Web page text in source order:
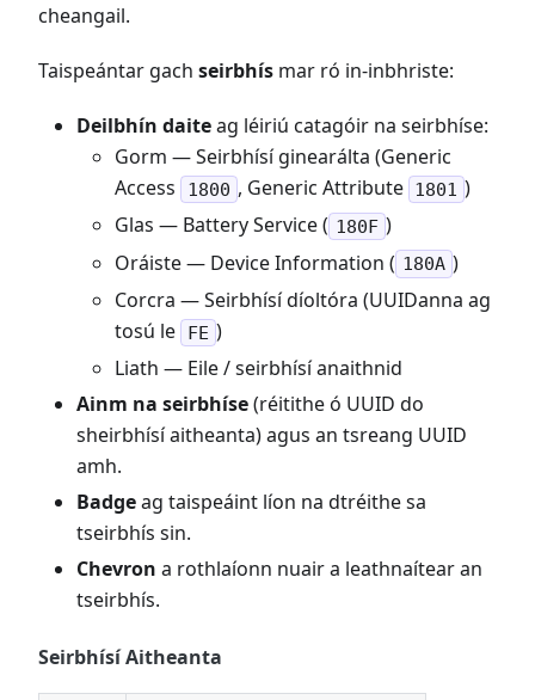
cheangail.
Taispeántar gach seirbhís mar ró in-inbhriste:
Deilbhín daiteag léiriú catagóir na seirbhíse:
Gorm — Seirbhísí ginearálta (Generic
Access
1800 , Generic Attribute 1801 )
Glas — Battery Service ( 180F )
Oráiste — Device Information ( 180A )
Corcra — Seirbhísí díoltóra (UUIDanna ag
tosú le
FE )
Liath — Eile / seirbhísí anaithnid
Ainm na seirbhíse(réitithe ó UUID do
sheirbhísí aitheanta) agus an tsreang UUID
amh.
Badgeag taispeáint líon na dtréithe sa
tseirbhís sin.
Chevron a rothlaíonn nuair a leathnaítear an
tseirbhís.
Seirbhísí Aitheanta